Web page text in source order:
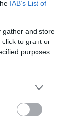
IAB’s List of
gather and store
click to grant or
purposes
az ő tanítványa,
[2025.09.01.]
főpapunk van, aki
Jézus, az Isten Fia,
Andreas:A
LÉNYEGE A
Athanasius
Vasárnap
szeretetben
Andreas:
énekének ez a
"Úgy tégy és csak